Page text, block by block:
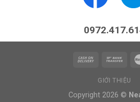
GIỚI THIỆU
Copyright 2026 ©